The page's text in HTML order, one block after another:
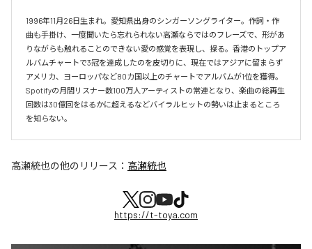
1996年11月26日生まれ。愛知県出身のシンガーソングライター。作詞・作
曲も手掛け、一度聞いたら忘れられない高瀬ならではのフレーズで、形があ
りながらも触れることのできない愛の感覚を表現し、操る。香港のトップア
ルバムチャートで3冠を達成したのを皮切りに、現在ではアジアに留まらず
アメリカ、ヨーロッパなど80カ国以上のチャートでアルバムが1位を獲得。
Spotifyの月間リスナー数100万人アーティストの常連となり、楽曲の総再生
回数は30億回をはるかに超えるなどバイラルヒットの勢いは止まるところ
を知らない。
高瀬統也の他のリリース： 高瀬統也
https://t-toya.com